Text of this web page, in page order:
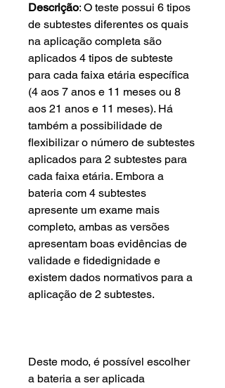
Descrição: O teste possui 6 tipos
de subtestes diferentes os quais
na aplicação completa são
aplicados 4 tipos de subteste
para cada faixa etária específica
(4 aos 7 anos e 11 meses ou 8
aos 21 anos e 11 meses). Há
também a possibilidade de
flexibilizar o número de subtestes
aplicados para 2 subtestes para
cada faixa etária. Embora a
bateria com 4 subtestes
apresente um exame mais
completo, ambas as versões
apresentam boas evidências de
validade e fidedignidade e
existem dados normativos para a
aplicação de 2 subtestes.
Deste modo, é possível escolher
a bateria a ser aplicada